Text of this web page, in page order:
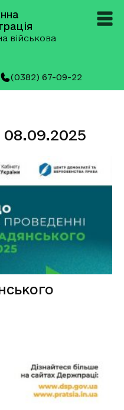
військова
(0382) 67-09-22